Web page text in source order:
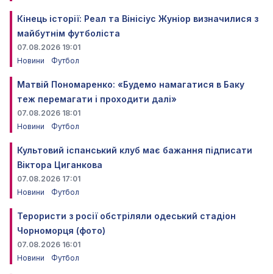
Кінець історії: Реал та Вінісіус Жуніор визначилися з
майбутнім футболіста
07.08.2026 19:01
Новини
Футбол
Матвій Пономаренко: «Будемо намагатися в Баку
теж перемагати і проходити далі»
07.08.2026 18:01
Новини
Футбол
Культовий іспанський клуб має бажання підписати
Віктора Циганкова
07.08.2026 17:01
Новини
Футбол
Терористи з росії обстріляли одеський стадіон
Чорноморця (фото)
07.08.2026 16:01
Новини
Футбол